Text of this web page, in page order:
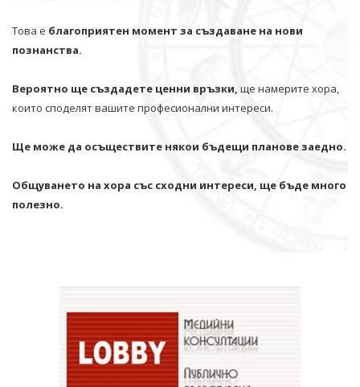
Това е благоприятен момент за създаване на нови
познанства.
Вероятно ще създадете ценни връзки, ще намерите хора,
които споделят вашите професионални интереси.
Ще може да осъществите някои бъдещи планове заедно.
Общуването на хора със сходни интереси, ще бъде много
полезно.